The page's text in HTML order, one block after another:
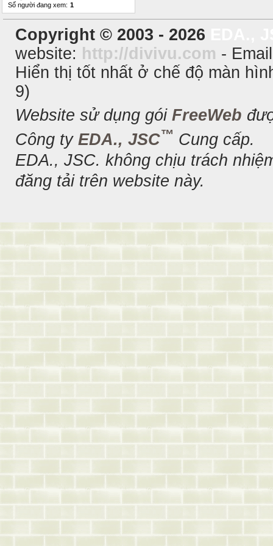
SEK
0
Số người đang xem: 1
Copyright © 2003 - 2026
website: http://divivu.com -
Hiển thị tốt nhất ở chế độ màn
9)
Website sử dụng gói FreeWeb
Công ty EDA., JSC™ Cung cấp.
EDA., JSC. không chịu trách
đăng tải trên website này.